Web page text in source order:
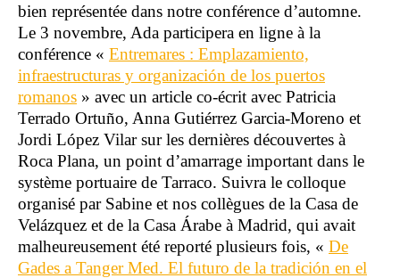
bien représentée dans notre conférence d’automne.
Le 3 novembre, Ada participera en ligne à la
conférence « Entremares : Emplazamiento,
infraestructuras y organización de los puertos
romanos » avec un article co-écrit avec Patricia
Terrado Ortuño, Anna Gutiérrez Garcia-Moreno et
Jordi López Vilar sur les dernières découvertes à
Roca Plana, un point d’amarrage important dans le
système portuaire de Tarraco. Suivra le colloque
organisé par Sabine et nos collègues de la Casa de
Velázquez et de la Casa Árabe à Madrid, qui avait
malheureusement été reporté plusieurs fois, « De
Gades a Tanger Med. El futuro de la tradición en el